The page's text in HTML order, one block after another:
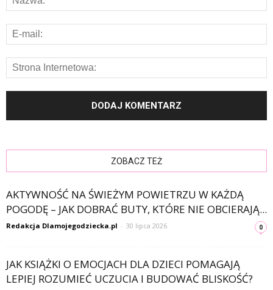
ZOBACZ TEŻ
AKTYWNOŚĆ NA ŚWIEŻYM POWIETRZU W KAŻDĄ
POGODĘ – JAK DOBRAĆ BUTY, KTÓRE NIE OBCIERAJĄ...
Redakcja Dlamojegodziecka.pl - 30 lipca 2026 0
JAK KSIĄŻKI O EMOCJACH DLA DZIECI POMAGAJĄ
LEPIEJ ROZUMIEĆ UCZUCIA I BUDOWAĆ BLISKOŚĆ?